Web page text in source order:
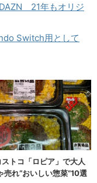
21年もオリジ
Switch用として